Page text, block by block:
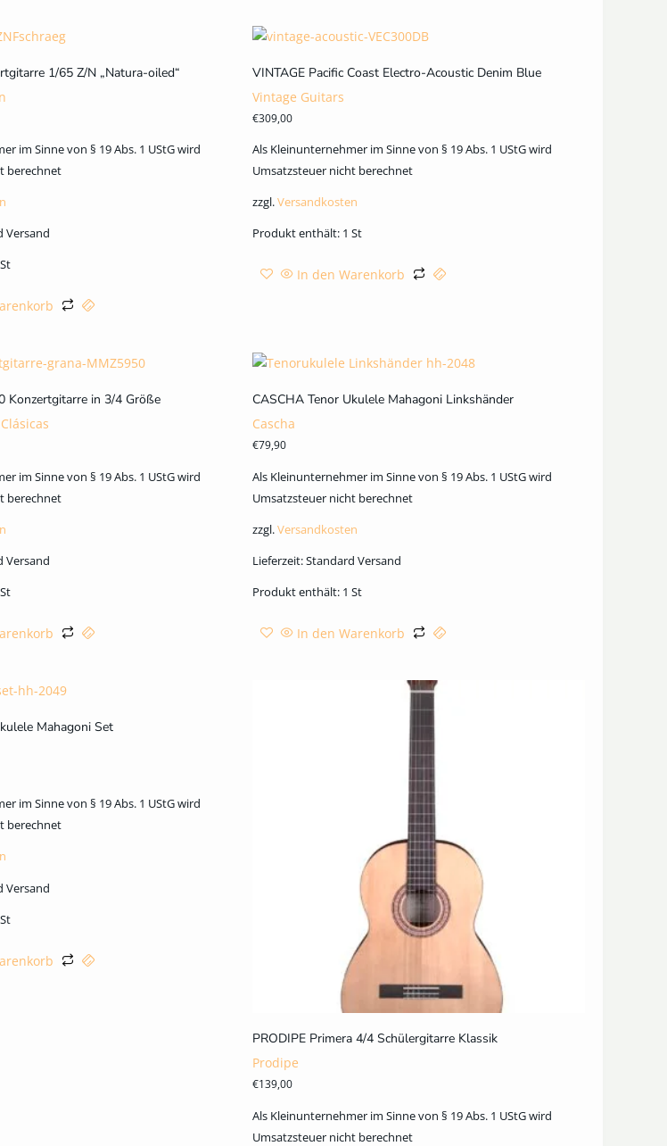
1/65 Z/N „Natura-oiled“
im Sinne von § 19 Abs. 1 UStG wird
berechnet
Versand
St
VINTAGE Pacific Coast Electro-Acoustic Denim Blue
Vintage Guitars
€309,00
Als Kleinunternehmer im Sinne von § 19 Abs. 1 UStG wird
Umsatzsteuer nicht berechnet
zzgl.Versandkosten
Produkt enthält: 1 St
In den Warenkorb
Konzertgitarre in 3/4 Größe
im Sinne von § 19 Abs. 1 UStG wird
berechnet
Versand
St
CASCHA Tenor Ukulele Mahagoni Linkshänder
Cascha
€79,90
Als Kleinunternehmer im Sinne von § 19 Abs. 1 UStG wird
Umsatzsteuer nicht berechnet
zzgl.Versandkosten
Lieferzeit:Standard Versand
Produkt enthält: 1 St
In den Warenkorb
Mahagoni Set
im Sinne von § 19 Abs. 1 UStG wird
berechnet
Versand
St
PRODIPE Primera 4/4 Schülergitarre Klassik
Prodipe
€139,00
Als Kleinunternehmer im Sinne von § 19 Abs. 1 UStG wird
Umsatzsteuer nicht berechnet